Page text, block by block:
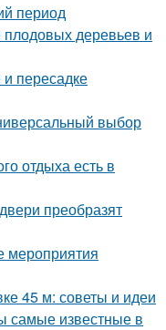
период
плодовых деревьев и
пересадке
выбор
отдыха есть в
преобразят
мероприятия
45 м: советы и идеи
самые известные в